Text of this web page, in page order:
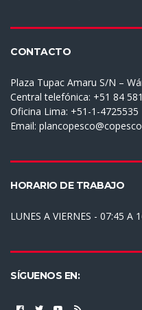
CONTACTO
Plaza Tupac Amaru S/N –
Central telefónica: +51 84
Oficina Lima: +51-1-4725535
Email:
HORARIO DE TRABAJO
LUNES A VIERNES - 07:45 A
SÍGUENOS EN: